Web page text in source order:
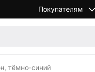
Покупателям
тёмно-синий